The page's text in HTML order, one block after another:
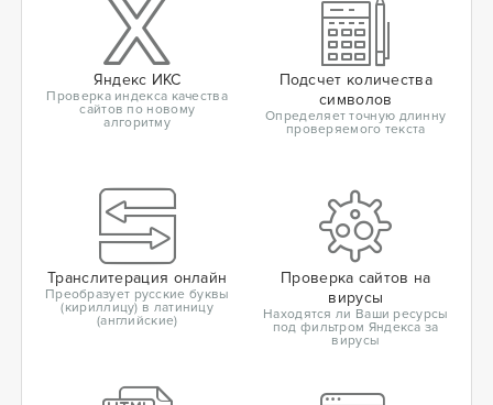
Яндекс ИКС
Проверка индекса качества
сайтов по новому
алгоритму
Подсчет количества
символов
Определяет точную длинну
проверяемого текста
Транслитерация онлайн
Преобразует русские буквы
(кириллицу) в латиницу
(английские)
Проверка сайтов на
вирусы
Находятся ли Ваши ресурсы
под фильтром Яндекса за
вирусы